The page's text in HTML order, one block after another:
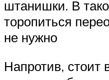
штанишки. В
торопиться
не нужно
Напротив, стоит